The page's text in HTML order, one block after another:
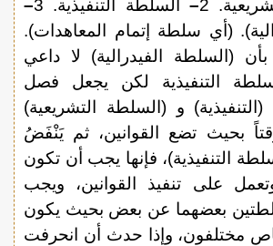
2
– السلطة التنفيذية. 3
–
(أي سلطة إتمام المعاهدات).
(السلطة الفيدرالية) لا داعي
التنفيذية لكن يجعل فصل
و (السلطة التشريعية)
بحيث تضع القوانين، ثم يَنْفَضُ
التنفيذية)، فإنها يجب أن تكون
وتعمل على تنفيذ القوانين، ويجب
بعضهما عن بعض بحيث يكون
مختلفون، وإذا حدث أن انحرفت